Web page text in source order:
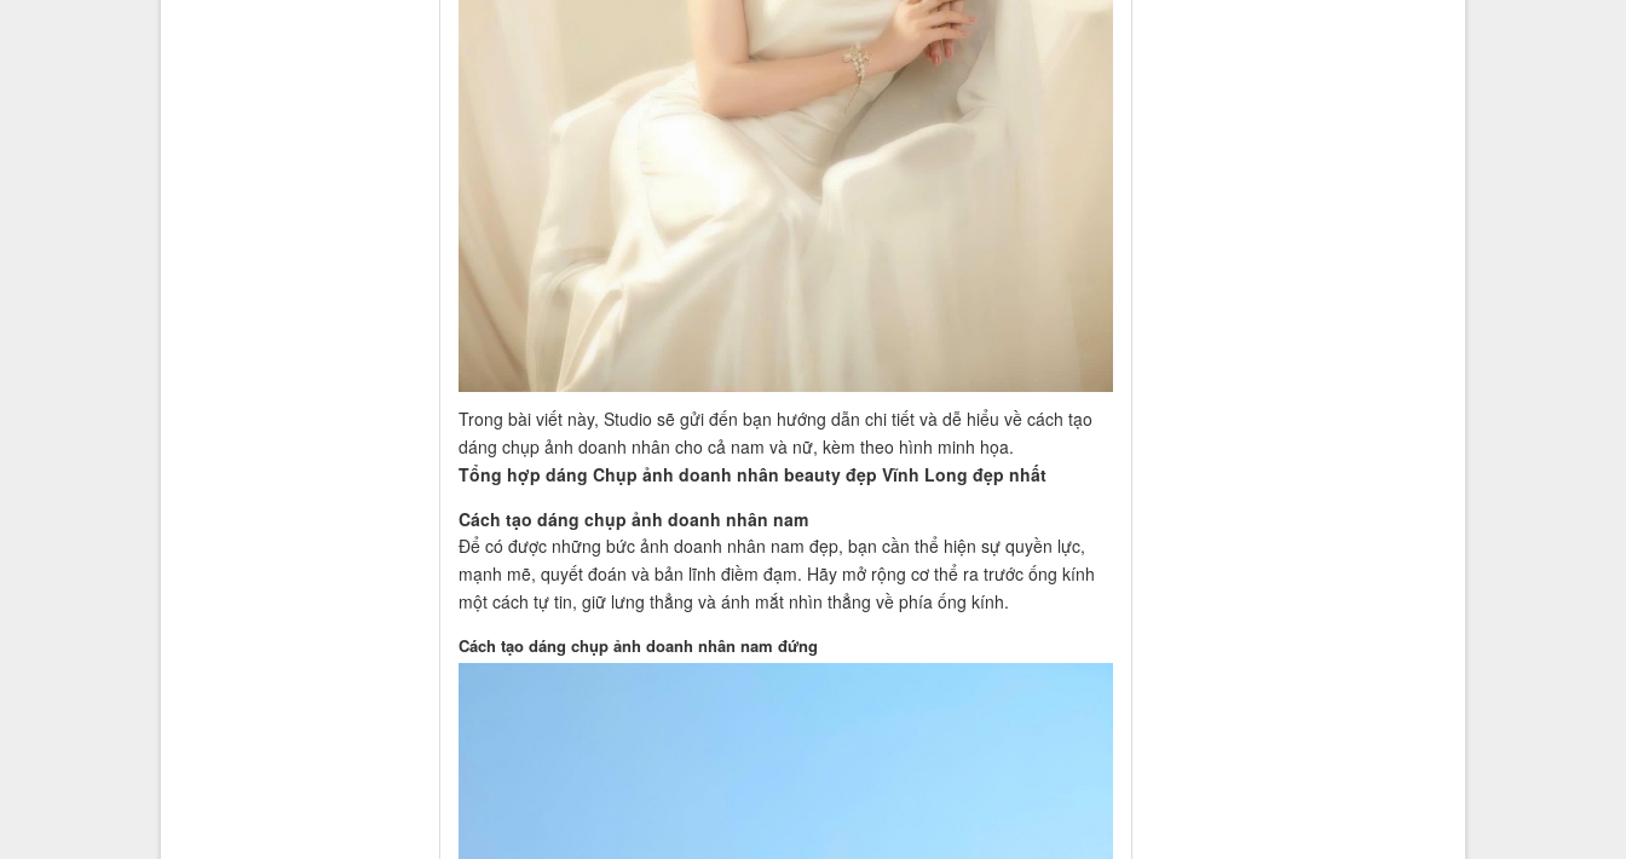
Trong bài viết này, Studio sẽ gửi đến bạn hướng dẫn chi tiết và dễ hiểu về cách tạo
dáng chụp ảnh doanh nhân cho cả nam và nữ, kèm theo hình minh họa.
Tổng hợp dáng Chụp ảnh doanh nhân beauty đẹp Vĩnh Long đẹp nhất
Cách tạo dáng chụp ảnh doanh nhân nam
Để có được những bức ảnh doanh nhân nam đẹp, bạn cần thể hiện sự quyền lực,
mạnh mẽ, quyết đoán và bản lĩnh điềm đạm. Hãy mở rộng cơ thể ra trước ống kính
một cách tự tin, giữ lưng thẳng và ánh mắt nhìn thẳng về phía ống kính.
Cách tạo dáng chụp ảnh doanh nhân nam đứng